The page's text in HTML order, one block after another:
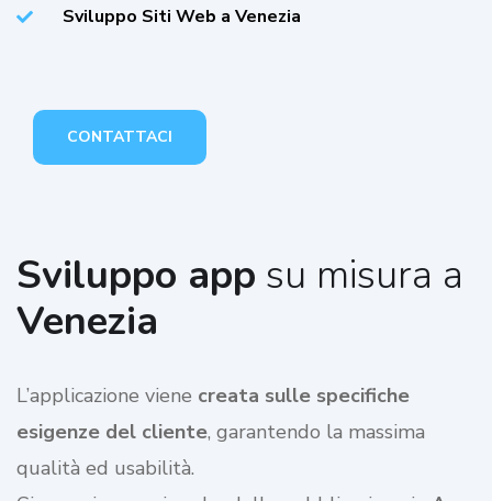
Sviluppo Siti Web a Venezia
CONTATTACI
Sviluppo app su misura a
Venezia
L’applicazione viene creata sulle specifiche
esigenze del cliente, garantendo la massima
qualità ed usabilità.